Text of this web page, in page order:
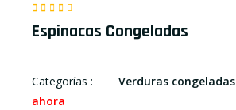
Espinacas Congeladas
Categorías : Verduras congeladas
ahora